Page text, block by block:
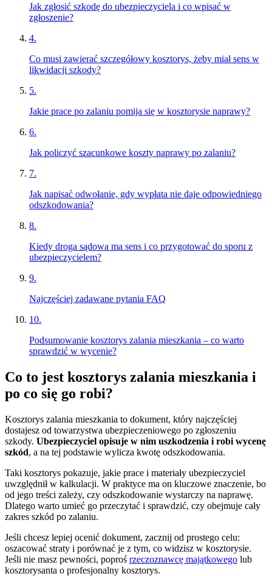
Jak zgłosić szkodę do ubezpieczyciela i co wpisać w
zgłoszenie?
4.
Co musi zawierać szczegółowy kosztorys, żeby miał sens w
likwidacji szkody?
5.
Jakie prace po zalaniu pomija się w kosztorysie naprawy?
6.
Jak policzyć szacunkowe koszty naprawy po zalaniu?
7.
Jak napisać odwołanie, gdy wypłata nie daje odpowiedniego
odszkodowania?
8.
Kiedy droga sądowa ma sens i co przygotować do sporu z
ubezpieczycielem?
9.
Najczęściej zadawane pytania FAQ
10.
Podsumowanie kosztorys zalania mieszkania – co warto
sprawdzić w wycenie?
Co to jest kosztorys zalania mieszkania i
po co się go robi?
Kosztorys zalania mieszkania to dokument, który najczęściej
dostajesz od towarzystwa ubezpieczeniowego po zgłoszeniu
szkody. Ubezpieczyciel opisuje w nim uszkodzenia i robi wycenę
szkód, a na tej podstawie wylicza kwotę odszkodowania.
Taki kosztorys pokazuje, jakie prace i materiały ubezpieczyciel
uwzględnił w kalkulacji. W praktyce ma on kluczowe znaczenie, bo
od jego treści zależy, czy odszkodowanie wystarczy na naprawę.
Dlatego warto umieć go przeczytać i sprawdzić, czy obejmuje cały
zakres szkód po zalaniu.
Jeśli chcesz lepiej ocenić dokument, zacznij od prostego celu:
oszacować straty i porównać je z tym, co widzisz w kosztorysie.
Jeśli nie masz pewności, poproś rzeczoznawcę majątkowego lub
kosztorysanta o profesjonalny kosztorys.